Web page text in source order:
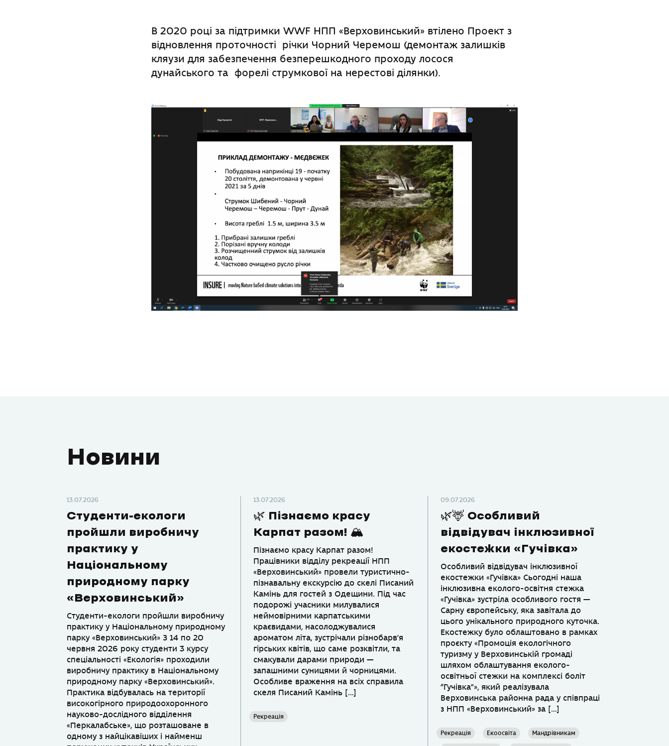
В 2020 році за підтримки WWF НПП «Верховинський» втілено Проект з
відновлення проточності річки Чорний Черемош (демонтаж залишків
кляузи для забезпечення безперешкодного проходу лосося
дунайського та форелі струмкової на нерестові ділянки).
Новини
13.07.2026
Студенти-екологи
пройшли виробничу
практику у
Національному
природному парку
«Верховинський»
Студенти-екологи пройшли виробничу
практику у Національному природному
парку «Верховинський» З 14 по 20
червня 2026 року студенти 3 курсу
спеціальності «Екологія» проходили
виробничу практику в Національному
природному парку «Верховинський».
Практика відбувалась на території
високогірного природоохоронного
науково-дослідного відділення
«Перкалабське», що розташоване в
одному з найцікавіших і найменш
13.07.2026
🌿 Пізнаємо красу
Карпат разом! 🏔
Пізнаємо красу Карпат разом!
Працівники відділу рекреації НПП
«Верховинський» провели туристично-
пізнавальну екскурсію до скелі Писаний
Камінь для гостей з Одещини. Під час
подорожі учасники милувалися
неймовірними карпатськими
краєвидами, насолоджувалися
ароматом літа, зустрічали різнобарв’я
гірських квітів, що саме розквітли, та
смакували дарами природи —
запашними суницями й чорницями.
Особливе враження на всіх справила
скеля Писаний Камінь […]
Рекреація
09.07.2026
🌿🦌 Особливий
відвідувач інклюзивної
екостежки «Гучівка»
Особливий відвідувач інклюзивної
екостежки «Гучівка» Сьогодні наша
інклюзивна еколого-освітня стежка
«Гучівка» зустріла особливого гостя —
Сарну європейську, яка завітала до
цього унікального природного куточка.
Екостежку було облаштовано в рамках
проєкту «Промоція екологічного
туризму у Верховинській громаді
шляхом облаштування еколого-
освітньої стежки на комплексі боліт
“Гучівка”», який реалізувала
Верховинська районна рада у співпраці
з НПП «Верховинський» за […]
Рекреація Екоосвіта Мандрівникам